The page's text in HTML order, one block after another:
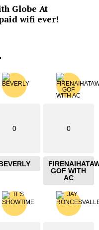
Globe At
wifi ever!
0 0
GOF WITH
AC